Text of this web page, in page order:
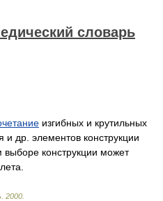
словарь
изгибных и крутильных
др. элементов конструкции
конструкции может
2000